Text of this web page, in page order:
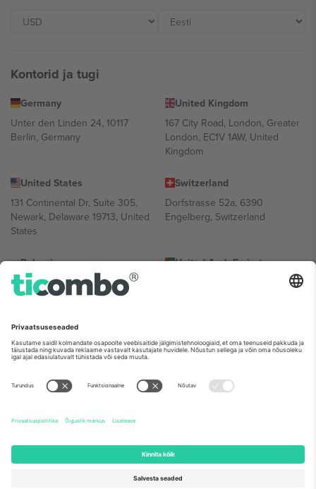
Kontorid ja tugi
Germany
Unter den Linden 24, 10117
Berlin, Germany
United Kingdom
167 City Road, London, Greater
London, EC1V 1AW, United
Kingdom
United States
131 Continental Dr, Suite 305,
Newark, Delaware 19713, United
States
Switzerland
Dorfstrasse 52a, 6390
Engelberg, Switzerland
Bulgaria
Regus Sofia City West, bul
Totleben 53-55, 1606 Sofia,
United Arab Emirates
UAE Dubai Silicon Oasis, DDP
Mexico
Av Chapultepec 360, Roma
Norte, Cuauhtémoc, 06700
Ciudad de México, CDMX,
sündmusest ja/või domeenist. Detailide jaoks vaata konkreetse
sündmuse lehte, impressumit ja tingimusi.,
2026 Ticombo. Kõik õigused kaitstud.